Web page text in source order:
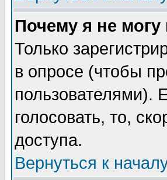
Почему я не могу
Только
в опросе (чтобы
пользователями).
голосовать, то,
доступа.
Вернуться к